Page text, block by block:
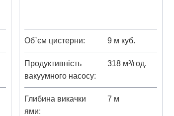
Об`єм цистерни 9 м куб.
Продуктивність
вакуумного насосу
318 м³/год.
Глибина викачки
ями
7 м